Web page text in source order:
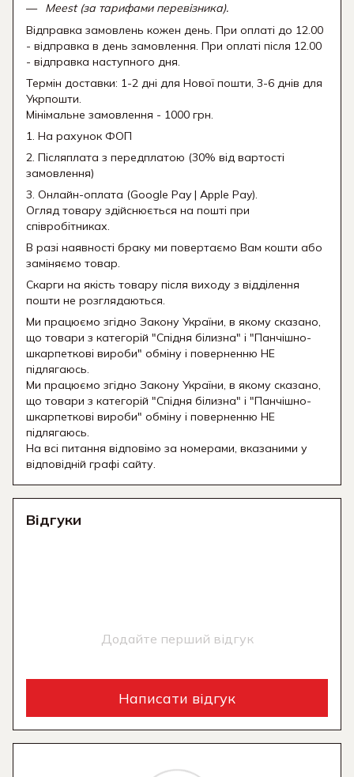
Meest (за тарифами перевізника).
Відправка замовлень кожен день. При оплаті до 12.00
- відправка в день замовлення. При оплаті після 12.00
- відправка наступного дня.
Термін доставки: 1-2 дні для Нової пошти, 3-6 днів для
Укрпошти.
Мінімальне замовлення - 1000 грн.
1. На рахунок ФОП
2. Післяплата з передплатою (30% від вартості
замовлення)
3. Онлайн-оплата (Google Pay | Apple Pay).
Огляд товару здійснюється на пошті при
співробітниках.
В разі наявності браку ми повертаємо Вам кошти або
заміняємо товар.
Скарги на якість товару після виходу з відділення
пошти не розглядаються.
Ми працюємо згідно Закону України, в якому сказано,
що товари з категорій "Спідня білизна" і "Панчішно-
шкарпеткові вироби" обміну і поверненню НЕ
підлягаюсь.
Ми працюємо згідно Закону України, в якому сказано,
що товари з категорій "Спідня білизна" і "Панчішно-
шкарпеткові вироби" обміну і поверненню НЕ
підлягаюсь.
На всі питання відповімо за номерами, вказаними у
відповідній графі сайту.
Відгуки
Додайте перший відгук
Написати відгук